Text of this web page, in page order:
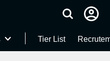
Tier List